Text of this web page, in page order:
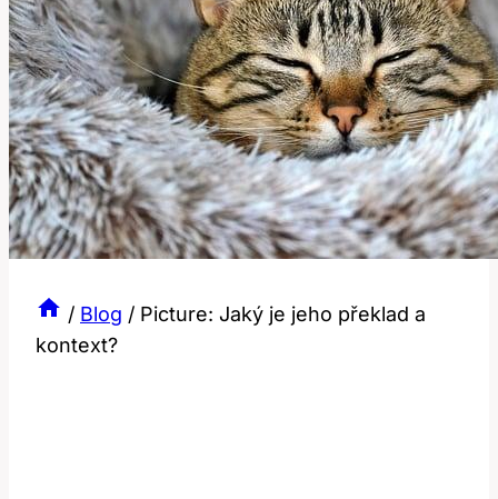
/ Blog / Picture: Jaký je jeho překlad a
kontext?